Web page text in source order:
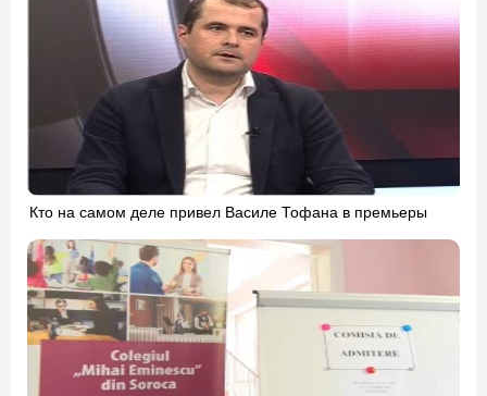
Кто на самом деле привел Василе Тофана в премьеры